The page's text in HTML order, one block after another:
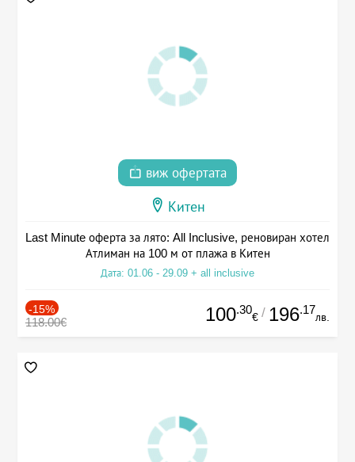
виж офертата
Китен
Last Minute оферта за лято: All Inclusive, реновиран хотел
Атлиман на 100 м от плажа в Китен
Дата: 01.06 - 29.09 + all inclusive
-15%
118.00€ 100.30
€ / 196.17
лв.